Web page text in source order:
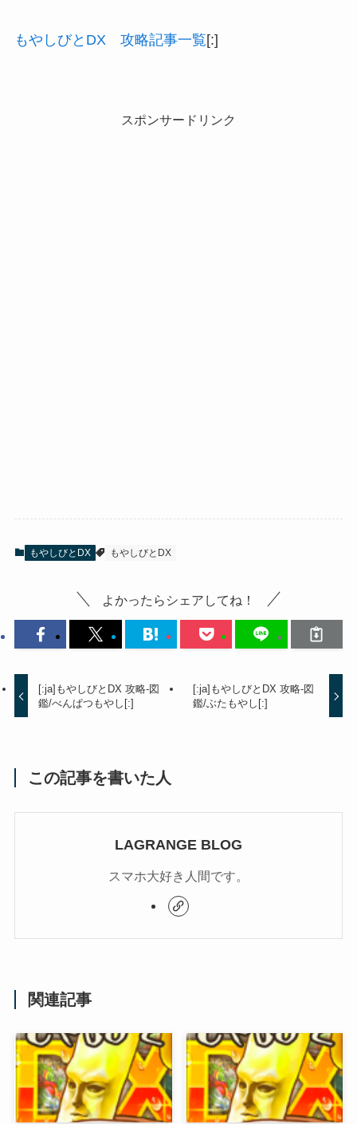
もやしびとDX 攻略記事一覧[:]
スポンサードリンク
もやしびとDX もやしびとDX
よかったらシェアしてね！
[:ja]もやしびとDX 攻略-図
鑑/べんぱつもやし[:]
[:ja]もやしびとDX 攻略-図
鑑/ぶたもやし[:]
この記事を書いた人
LAGRANGE BLOG
スマホ大好き人間です。
関連記事